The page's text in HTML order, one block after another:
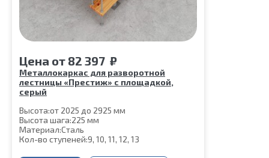
Цена от 82 397 ₽
Металлокаркас для разворотной
лестницы «Престиж» с площадкой,
серый
Высота:от 2025 до 2925 мм
Высота шага:225 мм
Материал:Сталь
Кол-во ступеней:9, 10, 11, 12, 13